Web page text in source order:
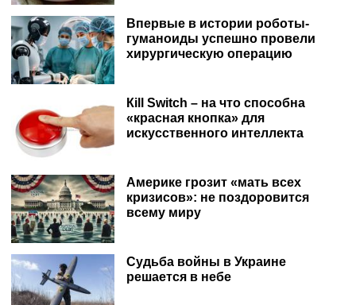
Впервые в истории роботы-
гуманоиды успешно провели
хирургическую операцию
Кill Switch – на что способна
«красная кнопка» для
искусственного интеллекта
Америке грозит «мать всех
кризисов»: не поздоровится
всему миру
Судьба войны в Украине
решается в небе